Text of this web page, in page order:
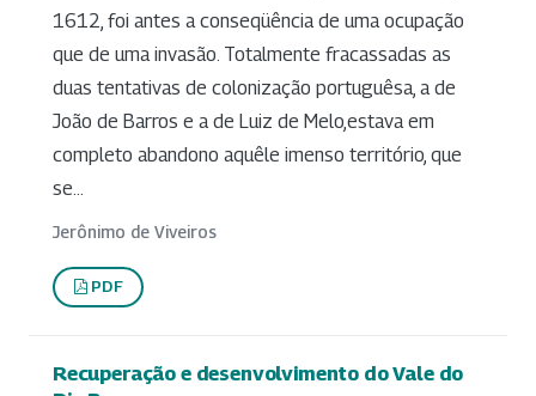
1612, foi antes a conseqüência de uma ocupação
que de uma invasão. Totalmente fracassadas as
duas tentativas de colonização portuguêsa, a de
João de Barros e a de Luiz de Melo,estava em
completo abandono aquêle imenso território, que
se...
Jerônimo de Viveiros
PDF
Recuperação e desenvolvimento do Vale do